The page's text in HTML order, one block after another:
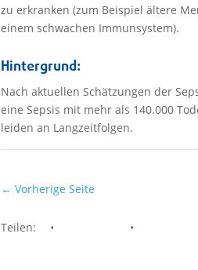
zu erkranken (zum Beispiel ältere
einem schwachen Immunsystem).
Hintergrund:
Nach aktuellen Schätzungen der
eine Sepsis mit mehr als 140.000
leiden an Langzeitfolgen.
← Vorherige Seite
Teilen: Facebook Whatsapp